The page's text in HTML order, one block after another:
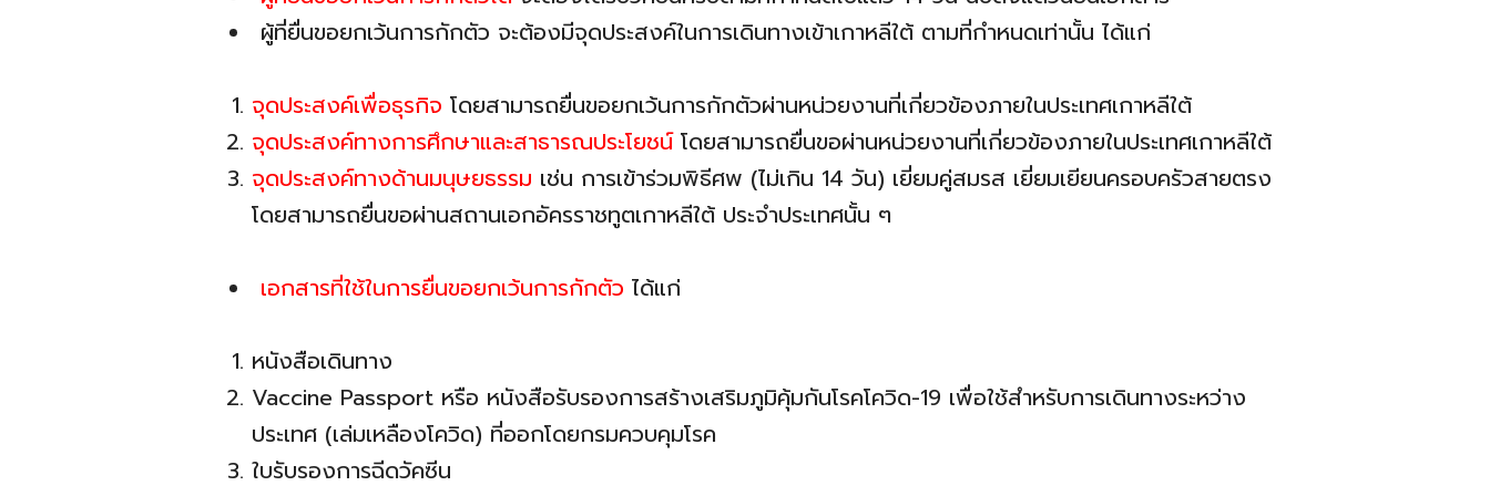
ผู้ที่ยื่นขอยกเว้นการกักตัว จะต้องมีจุดประสงค์ในการเดินทางเข้าเกาหลีใต้ ตามที่กำหนดเท่านั้น ได้แก่
จุดประสงค์เพื่อธุรกิจ โดยสามารถยื่นขอยกเว้นการกักตัวผ่านหน่วยงานที่เกี่ยวข้องภายในประเทศเกาหลีใต้
จุดประสงค์ทางการศึกษาและสาธารณประโยชน์โดยสามารถยื่นขอผ่านหน่วยงานที่เกี่ยวข้องภายในประเทศเกาหลีใต้
จุดประสงค์ทางด้านมนุษยธรรม เช่น การเข้าร่วมพิธีศพ (ไม่เกิน 14 วัน) เยี่ยมคู่สมรส เยี่ยมเยียนครอบครัวสายตรง
โดยสามารถยื่นขอผ่านสถานเอกอัครราชทูตเกาหลีใต้ ประจำประเทศนั้น ๆ
เอกสารที่ใช้ในการยื่นขอยกเว้นการกักตัว ได้แก่
หนังสือเดินทาง
Vaccine Passport หรือ หนังสือรับรองการสร้างเสริมภูมิคุ้มกันโรคโควิด-19 เพื่อใช้สำหรับการเดินทางระหว่าง
ประเทศ (เล่มเหลืองโควิด) ที่ออกโดยกรมควบคุมโรค
ใบรับรองการฉีดวัคซีน